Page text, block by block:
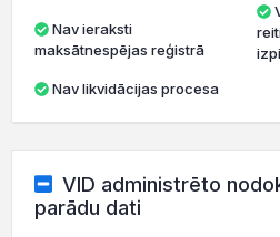
maksātnespējas reģistrā
Nav likvidācijas procesa
VID administrēto
parādu dati